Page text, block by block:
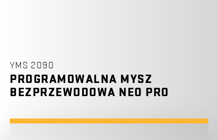
YMS 2090
PROGRAMOWALNA MYSZ
BEZPRZEWODOWA NEO PRO